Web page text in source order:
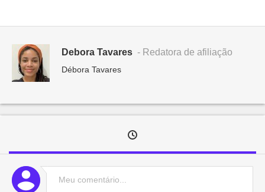
Debora Tavares - Redatora de afiliação
Débora Tavares